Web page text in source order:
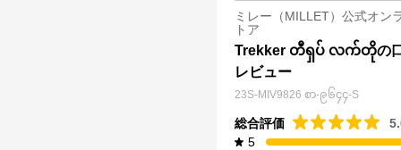
ミレー（MILLET）公式オン
トア
Trekker တီရှပ် လက်တိုの口
レビュー
23S-MIV9826 စာ-၉၆၄၄-S
総合評価
5